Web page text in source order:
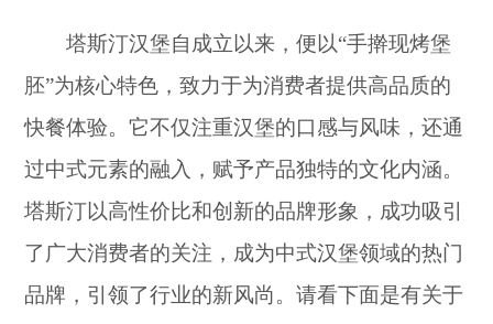
塔斯汀汉堡自成立以来，便以“手擀现烤堡
胚”为核心特色，致力于为消费者提供高品质的
快餐体验。它不仅注重汉堡的口感与风味，还通
过中式元素的融入，赋予产品独特的文化内涵。
塔斯汀以高性价比和创新的品牌形象，成功吸引
了广大消费者的关注，成为中式汉堡领域的热门
品牌，引领了行业的新风尚。请看下面是有关于